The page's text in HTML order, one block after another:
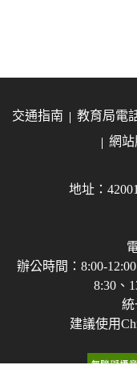
交通指南 教育局電
網
地址：
辦公時間：8:00-
8:30、
統
建議使用